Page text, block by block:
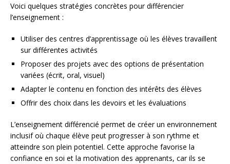
Voici quelques stratégies concrètes pour différencier
l’enseignement :
Utiliser des centres d’apprentissage où les élèves travaillent
sur différentes activités
Proposer des projets avec des options de présentation
variées (écrit, oral, visuel)
Adapter le contenu en fonction des intérêts des élèves
Offrir des choix dans les devoirs et les évaluations
L’enseignement différencié permet de créer un environnement
inclusif où chaque élève peut progresser à son rythme et
atteindre son plein potentiel. Cette approche favorise la
confiance en soi et la motivation des apprenants, car ils se